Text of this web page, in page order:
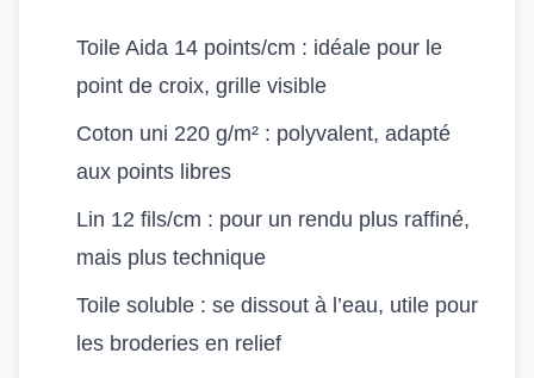
Toile Aida 14 points/cm : idéale pour le
point de croix, grille visible
Coton uni 220 g/m² : polyvalent, adapté
aux points libres
Lin 12 fils/cm : pour un rendu plus raffiné,
mais plus technique
Toile soluble : se dissout à l’eau, utile pour
les broderies en relief